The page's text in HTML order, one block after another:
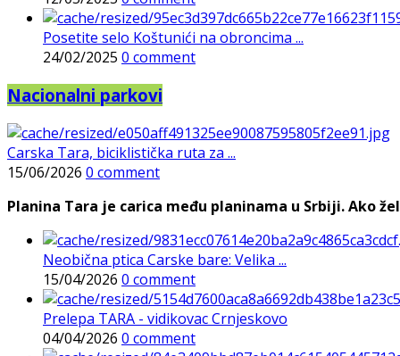
Posetite selo Koštunići na obroncima ...
24/02/2025 0 comment
Nacionalni parkovi
Carska Tara, biciklistička ruta za ...
15/06/2026 0 comment
Planina Tara je carica među planinama u Srbiji. Ako
Neobična ptica Carske bare: Velika ...
15/04/2026 0 comment
Prelepa TARA - vidikovac Crnjeskovo
04/04/2026 0 comment